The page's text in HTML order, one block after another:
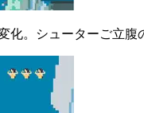
化。シューターご立腹